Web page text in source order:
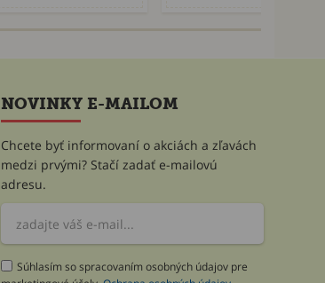
NOVINKY E-MAILOM
Chcete byť informovaní o akciách a zľavách
medzi prvými? Stačí zadať e-mailovú
adresu.
Súhlasím so spracovaním osobných údajov pre